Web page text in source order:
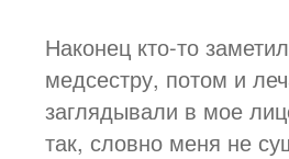
Наконец кто-то
медсестру, потом и
заглядывали в мое
так, словно меня не